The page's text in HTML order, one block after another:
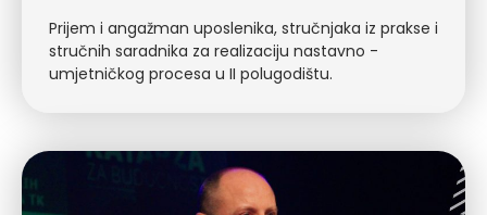
Prijem i angažman uposlenika, stručnjaka iz prakse i
stručnih saradnika za realizaciju nastavno -
umjetničkog procesa u II polugodištu.